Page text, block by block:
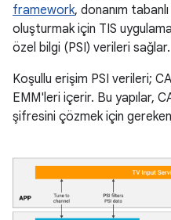
framework, donanım
oluşturmak için TIS
özel bilgi (PSI) verileri sağlar.
Koşullu erişim PSI verileri; CA
EMM'leri içerir. Bu yapılar,
şifresini çözmek için gereken